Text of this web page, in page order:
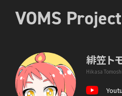
VOMS Project
緋笠ト
Hikasa